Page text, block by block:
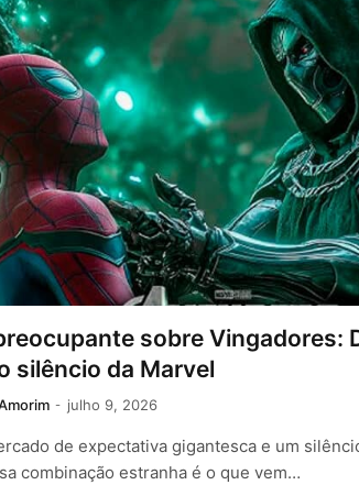
sobre Vingadores:
silêncio da Marvel
julho 9, 2026
de expectativa gigantesca e um
combinação estranha é o que vem…